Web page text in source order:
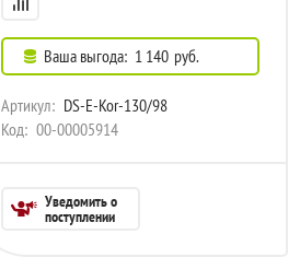
Ваша выгода: 1 140 руб.
Артикул: DS-E-Kor-130/98
Код: 00-00005914
Уведомить о
поступлении